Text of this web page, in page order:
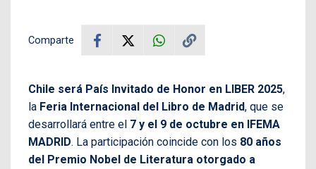
Comparte
Chile será País Invitado de Honor en LIBER 2025,
la Feria Internacional del Libro de Madrid, que se
desarrollará entre el 7 y el 9 de octubre en IFEMA
MADRID. La participación coincide con los 80 años
del Premio Nobel de Literatura otorgado a